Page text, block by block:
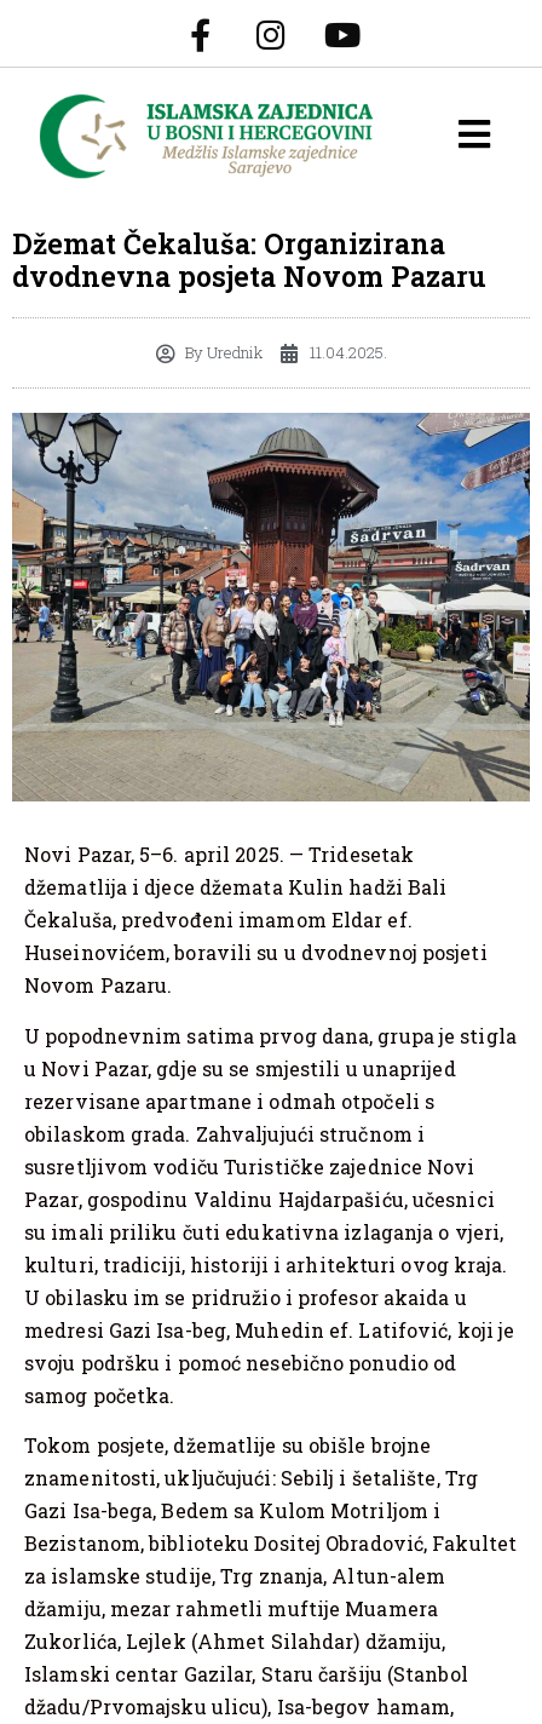
Džemat Čekaluša: Organizirana
dvodnevna posjeta Novom Pazaru
ByUrednik 11.04.2025.
Novi Pazar, 5–6. april 2025. — Tridesetak
džematlija i djece džemata Kulin hadži Bali
Čekaluša, predvođeni imamom Eldar ef.
Huseinovićem, boravili su u dvodnevnoj posjeti
Novom Pazaru.
U popodnevnim satima prvog dana, grupa je stigla
u Novi Pazar, gdje su se smjestili u unaprijed
rezervisane apartmane i odmah otpočeli s
obilaskom grada. Zahvaljujući stručnom i
susretljivom vodiču Turističke zajednice Novi
Pazar, gospodinu Valdinu Hajdarpašiću, učesnici
su imali priliku čuti edukativna izlaganja o vjeri,
kulturi, tradiciji, historiji i arhitekturi ovog kraja.
U obilasku im se pridružio i profesor akaida u
medresi Gazi Isa-beg, Muhedin ef. Latifović, koji je
svoju podršku i pomoć nesebično ponudio od
samog početka.
Tokom posjete, džematlije su obišle brojne
znamenitosti, uključujući: Sebilj i šetalište, Trg
Gazi Isa-bega, Bedem sa Kulom Motriljom i
Bezistanom, biblioteku Dositej Obradović, Fakultet
za islamske studije, Trg znanja, Altun-alem
džamiju, mezar rahmetli muftije Muamera
Zukorlića, Lejlek (Ahmet Silahdar) džamiju,
Islamski centar Gazilar, Staru čaršiju (Stanbol
džadu/Prvomajsku ulicu), Isa-begov hamam,